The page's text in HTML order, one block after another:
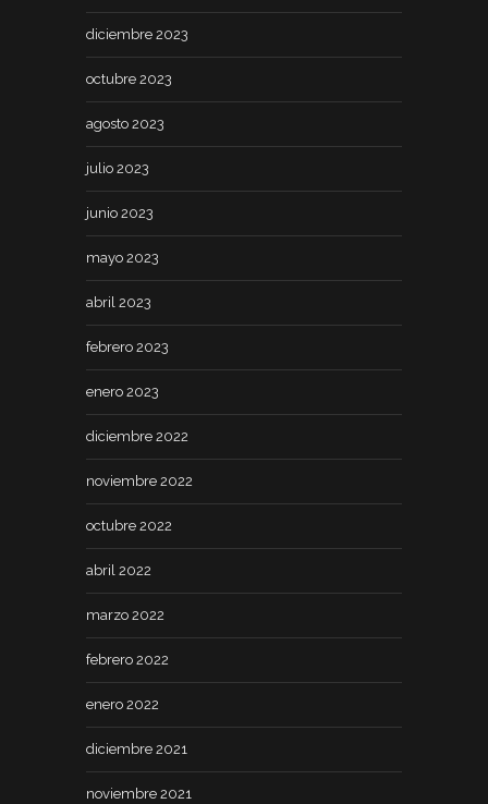
diciembre 2023
octubre 2023
agosto 2023
julio 2023
junio 2023
mayo 2023
abril 2023
febrero 2023
enero 2023
diciembre 2022
noviembre 2022
octubre 2022
abril 2022
marzo 2022
febrero 2022
enero 2022
diciembre 2021
noviembre 2021